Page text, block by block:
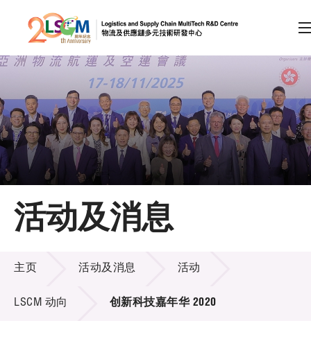
跳到内容（按回车键）
会员登录
A A EN 繁 简
主页
关于LSCM
技术商品化
项目及资助计划
活动及消息
活动及消息
活动及消息
主页 活动及消息 活动
LSCM 动向 创新科技嘉年华 2020